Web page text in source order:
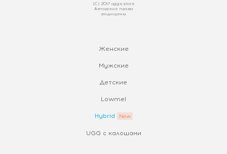
(С) 2017 uggs.store
Авторские права
защищены
Женские
Мужские
Детские
Lowmel
Hybrid
UGG с калошами